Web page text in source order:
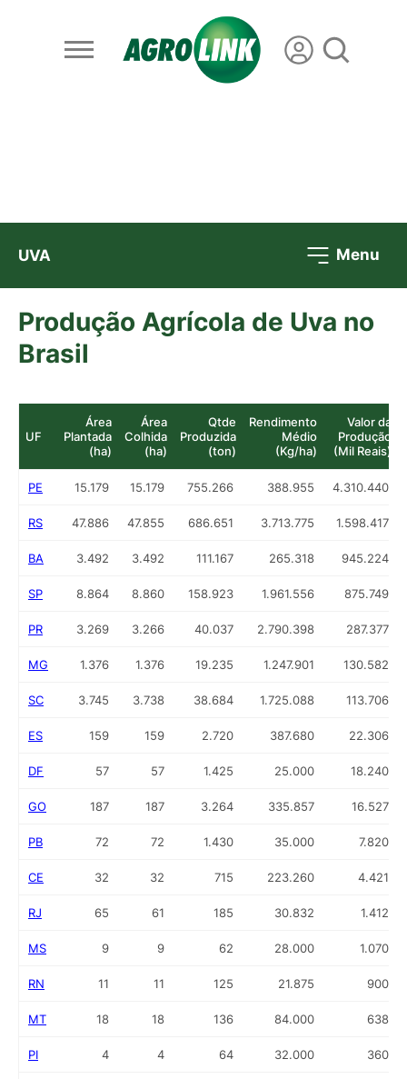
UVA Menu
Produção Agrícola de Uva no
Brasil
UF
Área
Plantada
(ha)
Área
Colhida
(ha)
Qtde
Produzida
(ton)
Rendimento
Médio
(Kg/ha)
Valor da
Produção
(Mil Reais)
PE 15.179 15.179 755.266 388.955 4.310.440
RS 47.886 47.855 686.651 3.713.775 1.598.417
BA 3.492 3.492 111.167 265.318 945.224
SP 8.864 8.860 158.923 1.961.556 875.749
PR 3.269 3.266 40.037 2.790.398 287.377
MG 1.376 1.376 19.235 1.247.901 130.582
SC 3.745 3.738 38.684 1.725.088 113.706
ES 159 159 2.720 387.680 22.306
DF 57 57 1.425 25.000 18.240
GO 187 187 3.264 335.857 16.527
PB 72 72 1.430 35.000 7.820
CE 32 32 715 223.260 4.421
RJ 65 61 185 30.832 1.412
MS 9 9 62 28.000 1.070
RN 11 11 125 21.875 900
MT 18 18 136 84.000 638
PI 4 4 64 32.000 360